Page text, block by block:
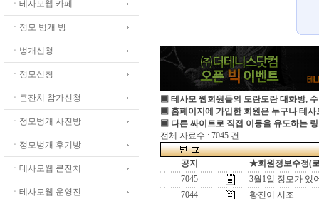
ㆍ테사모웹 카페
ㆍ정모 벙개 방
ㆍ벙개신청
ㆍ정모신청
ㆍ큰잔치 참가신청
ㆍ정모벙개 사진방
ㆍ정모벙개 후기방
ㆍ테사모웹 큰잔치
ㆍ테사모웹 운영진
▣ 테사모 웹회원들의 도란도란 대화방,
▣ 홈페이지에 가입한 회원은 누구나 테사
▣ 다른 싸이트로 직접 이동을 유도하는
전체 자료수 : 7045 건
공지
★회원정보수정(
7045
3월1일 정모가 있
7044
황진이 시조